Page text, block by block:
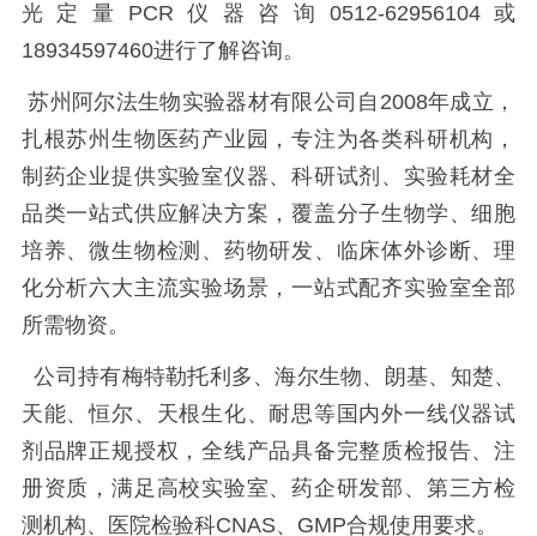
光定量PCR仪器咨询0512-62956104或
18934597460进行了解咨询。
苏州阿尔法生物实验器材有限公司自2008年成立，
扎根苏州生物医药产业园，专注为各类科研机构，
制药企业提供实验室仪器、科研试剂、实验耗材全
品类一站式供应解决方案，覆盖分子生物学、细胞
培养、微生物检测、药物研发、临床体外诊断、理
化分析六大主流实验场景，一站式配齐实验室全部
所需物资。
公司持有梅特勒托利多、海尔生物、朗基、知楚、
天能、恒尔、天根生化、耐思等国内外一线仪器试
剂品牌正规授权，全线产品具备完整质检报告、注
册资质，满足高校实验室、药企研发部、第三方检
测机构、医院检验科CNAS、GMP合规使用要求。